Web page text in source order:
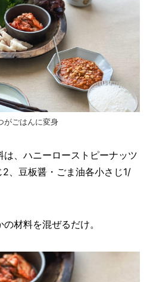
がごはんに変身
、ハニーローストピーナッツ
、豆板醤・ごま油各小さじ1/
材料を混ぜるだけ。